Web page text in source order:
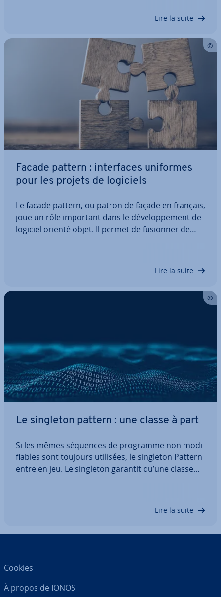
Lire la suite
Facade pattern : in­ter­faces uniformes
pour les projets de logiciels
Le facade pattern, ou patron de façade en français,
joue un rôle important dans le dé­ve­lop­pe­ment de
logiciel orienté objet. Il permet de fusionner de
Lire la suite
Le singleton pattern : une classe à part
Si les mêmes séquences de programme non mo­di­
fiables sont toujours utilisées, le singleton Pattern
entre en jeu. Le singleton garantit qu’une classe
Lire la suite
Cookies
À propos de IONOS